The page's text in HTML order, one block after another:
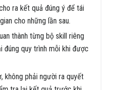
ra kết quả đúng ý để tái
cho những lần sau.
thành từng bộ skill riêng
đúng quy trình mỗi khi được
không phải người ra quyết